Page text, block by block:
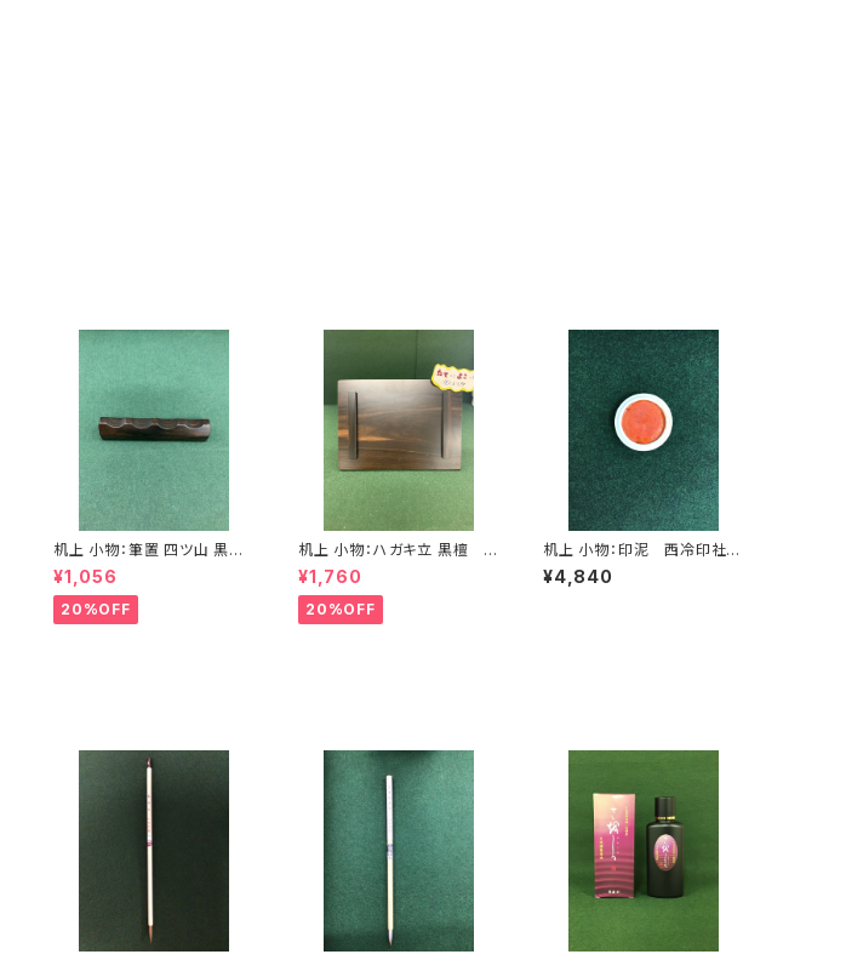
机上 小物：筆置 四ツ山 黒檀
(8.5㎝) <商品番号1392>
¥1,056
20%OFF
机上 小物：ハガキ立 黒檀 <
商品番号1393>
¥1,760
20%OFF
机上 小物：印泥 西冷印社製
「光明」 １両装 (30g) <商品
番号1394>
¥4,840